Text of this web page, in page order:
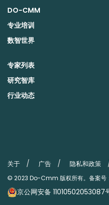
DO-CMM
专业培训
数智世界
专家列表
研究智库
行业动态
关于 广告 隐私和政策
© 2023 Do-Cmm 版权所有。备案号
京公网安备 11010502053087